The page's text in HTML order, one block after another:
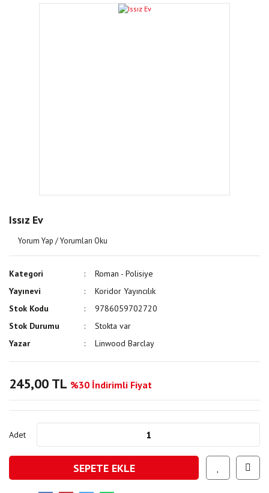
Issız Ev
Yorum Yap / Yorumları Oku
Kategori
Roman - Polisiye
Yayınevi
Koridor Yayıncılık
Stok Kodu
9786059702720
Stok Durumu
Stokta var
Yazar
Linwood Barclay
245,00 TL %30 İndirimli Fiyat
Adet
SEPETE EKLE